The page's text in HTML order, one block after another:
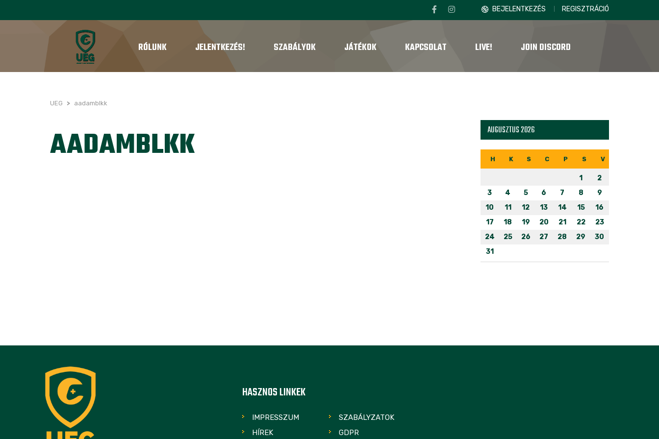
BEJELENTKEZÉS REGISZTRÁCIÓ
RÓLUNK JELENTKEZÉS! SZABÁLYOK JÁTÉKOK KAPCSOLAT LIVE! JOIN DISCORD
UEG > aadamblkk
AADAMBLKK AUGUSZTUS 2026
H K S C P S V
1
2
3
4 5 6 7 8
9
10
11 12 13 14 15
16
17
18 19 20 21 22
23
24
25 26 27 28 29
30
31
HASZNOS LINKEK
IMPRESSZUM
SZABÁLYZATOK
HÍREK
GDPR